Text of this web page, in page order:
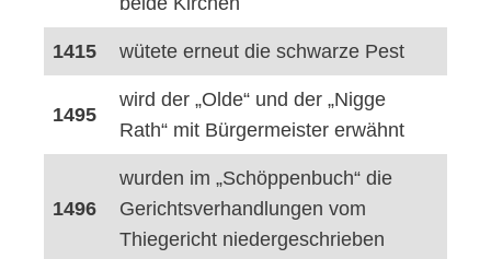
1415 wütete erneut die schwarze Pest
1495
wird der „Olde“ und der „Nigge
Rath“ mit Bürgermeister erwähnt
1496
wurden im „Schöppenbuch“ die
Gerichtsverhandlungen vom
Thiegericht niedergeschrieben